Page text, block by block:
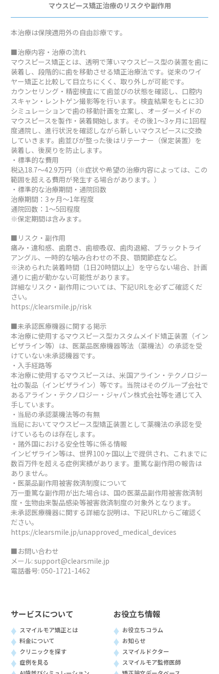
マウスピース矯正治療のリスクや副作用
本治療は保険適用外の自由診療です。
■治療内容・治療の流れ
マウスピース矯正とは、透明で薄いマウスピース型の装置を歯に
装着し、段階的に歯を移動させる矯正治療法です。従来のワイ
ヤー矯正と比較して目立ちにくく、取り外しが可能です。
カウンセリング・精密検査にて歯並びの状態を確認し、口腔内
スキャン・レントゲン撮影等を行います。検査結果をもとに3D
シミュレーションで歯の移動計画を立案し、オーダーメイドの
マウスピースを製作・装着開始します。その後1～3ヶ月に1回程
度通院し、進行状況を確認しながら新しいマウスピースに交換
していきます。歯並びが整った後はリテーナー（保定装置）を
装着し、後戻りを防止します。
・標準的な費用
税込18.7～42.9万円（※症状や希望の治療内容によっては、この
範囲を超える費用が発生する場合があります。）
・標準的な治療期間・通院回数
治療期間：3ヶ月～1年程度
通院回数：1～5回程度
※保定期間は含みます。
■リスク・副作用
痛み・違和感、歯磨き、歯根吸収、歯肉退縮、ブラックトライ
アングル、一時的な噛み合わせの不良、顎関節症など。
※決められた装着時間（1日20時間以上）を守らない場合、計画
通りに歯が動かない可能性があります。
詳細なリスク・副作用については、下記URLを必ずご確認くだ
さい。
https://clearsmile.jp/risk
■未承認医療機器に関する掲示
本治療に使用するマウスピース型カスタムメイド矯正装置（イン
ビザライン等）は、医薬品医療機器等法（薬機法）の承認を受
けていない未承認機器です。
・入手経路等
本治療に使用するマウスピースは、米国アライン・テクノロジー
社の製品（インビザライン）等です。当院はそのグループ会社で
あるアライン・テクノロジー・ジャパン株式会社等を通じて入
手しています。
・当局の承認薬機法等の有無
当局においてマウスピース型矯正装置として薬機法の承認を受
けているものは存在します。
・諸外国における安全性等に係る情報
インビザライン等は、世界100ヶ国以上で提供され、これまでに
数百万件を超える症例実績があります。重篤な副作用の報告は
ありません。
・医薬品副作用被害救済制度について
万一重篤な副作用が出た場合は、国の医薬品副作用被害救済制
度・生物由来製品感染等被害救済制度の対象外となります。
未承認医療機器に関する詳細な説明は、下記URLからご確認く
ださい。
https://clearsmile.jp/unapproved_medical_devices
■お問い合わせ
メール: support@clearsmile.jp
電話番号: 050-1721-1462
サービスについて
スマイルモア矯正とは
料金について
クリニックを探す
症例を見る
お役立ち情報
お役立ちコラム
お知らせ
スマイルドクター
スマイルモア監修医師